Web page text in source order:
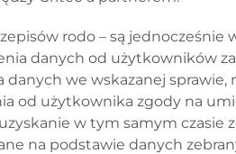
rodo – są jednocześnie
danych od użytkowników
we wskazanej sprawie,
od użytkownika zgody na
w tym samym
na podstawie danych